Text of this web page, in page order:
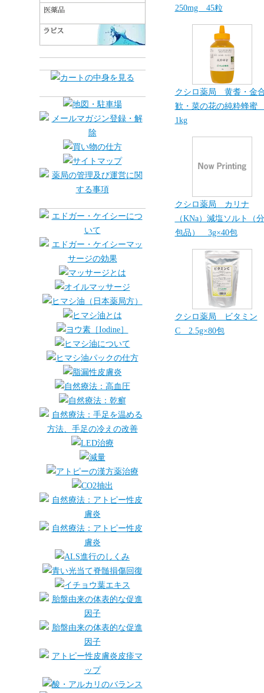
250mg 45粒
クシロ薬局 黄耆・金
歓・菜の花の純粋蜂
1kg
クシロ薬局 カリナ
（KNa）減塩ソルト（分
包品） 3g×40包
クシロ薬局 ビタミン
C 2.5g×80包